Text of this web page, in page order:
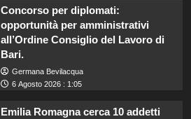
Concorso per diplomati:
opportunità per amministrativi
all’Ordine Consiglio del Lavoro di
Bari.
Germana Bevilacqua
6 Agosto 2026 : 1:05
Emilia Romagna cerca 10 addetti